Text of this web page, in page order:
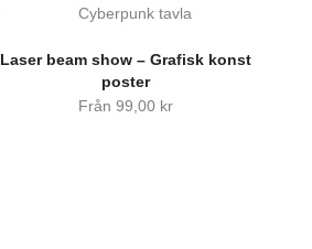
Laser beam show – Grafisk konst
poster
Från 99,00 kr